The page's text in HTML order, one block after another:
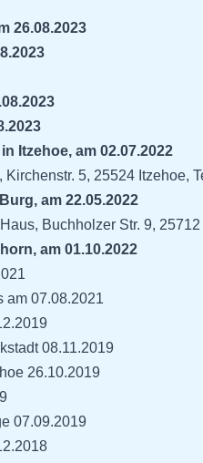
26.08.2023
Itzehoe, am 02.07.2022
5, 25524 Itzehoe,
am 22.05.2022
Buchholzer Str. 9,
am 01.10.2022
am 07.08.2021
08.11.2019
26.10.2019
07.09.2019